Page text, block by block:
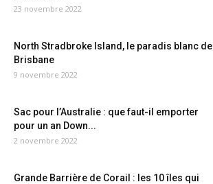
23 novembre 2022
North Stradbroke Island, le paradis blanc de
Brisbane
9 novembre 2022
Sac pour l’Australie : que faut-il emporter
pour un an Down...
2 novembre 2022
Grande Barrière de Corail : les 10 îles qui